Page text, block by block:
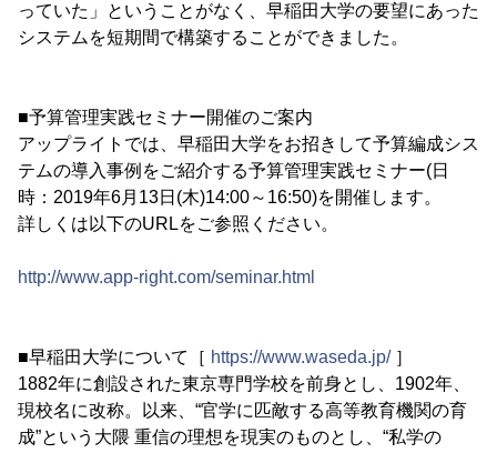
っていた」ということがなく、早稲田大学の要望にあった
システムを短期間で構築することができました。
■予算管理実践セミナー開催のご案内
アップライトでは、早稲田大学をお招きして予算編成シス
テムの導入事例をご紹介する予算管理実践セミナー(日
時：2019年6月13日(木)14:00～16:50)を開催します。
詳しくは以下のURLをご参照ください。
http://www.app-right.com/seminar.html
■早稲田大学について［ https://www.waseda.jp/］
1882年に創設された東京専門学校を前身とし、1902年、
現校名に改称。以来、“官学に匹敵する高等教育機関の育
成”という大隈 重信の理想を現実のものとし、“私学の